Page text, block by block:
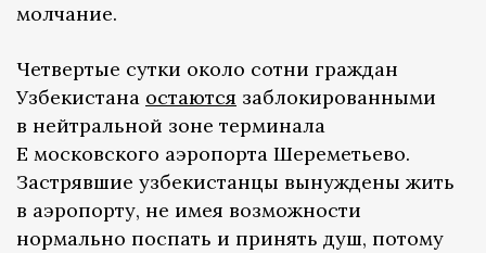
молчание.
Четвертые сутки около сотни граждан
Узбекистана остаются заблокированными
в нейтральной зоне терминала
Е московского аэропорта Шереметьево.
Застрявшие узбекистанцы вынуждены жить
в аэропорту, не имея возможности
нормально поспать и принять душ, потому